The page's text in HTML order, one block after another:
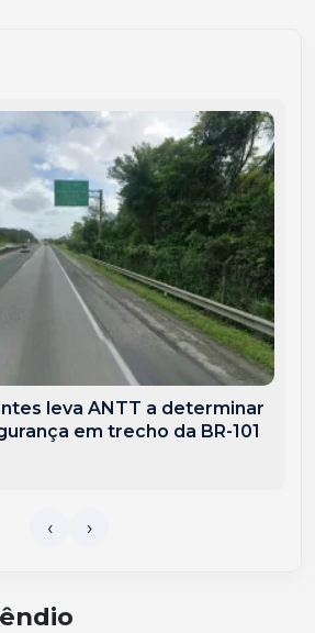
leva ANTT a determinar
em trecho da BR-101